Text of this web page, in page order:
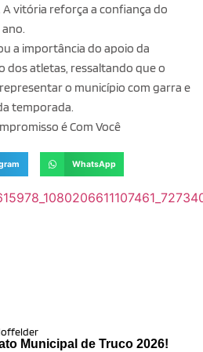
vitória reforça a confiança do
a importância do apoio da
dos atletas, ressaltando que o
o município com garra e
temporada.
é Com Você
WhatsApp
Municipal de Truco 2026!